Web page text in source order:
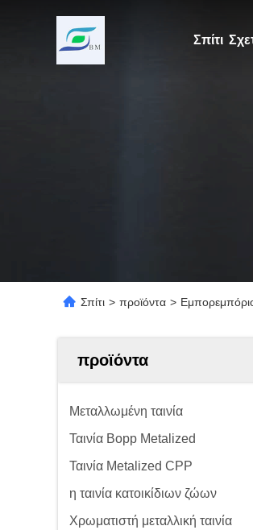
Σπίτι
Σπίτι > προϊόντα >
προϊόντα
Μεταλλωμένη ταινία
Ταινία Bopp Metalized
Ταινία Metalized CPP
η ταινία κατοικίδιων ζώων
Χρωματιστή μεταλλική ταινία